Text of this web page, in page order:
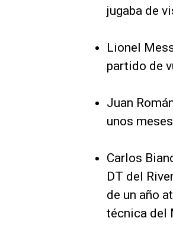
jugaba de
Lionel
partido de
Juan
unos
Carlos
DT del
de un año
técnica del